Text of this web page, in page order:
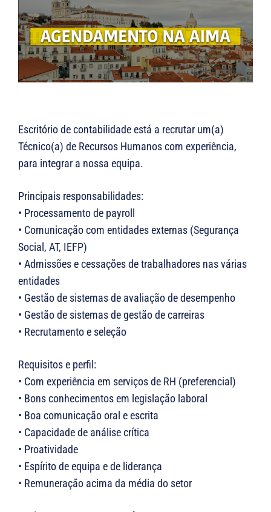
Escritório de contabilidade está a recrutar um(a)
Técnico(a) de Recursos Humanos com experiência,
para integrar a nossa equipa.
Principais responsabilidades:
• Processamento de payroll
• Comunicação com entidades externas (Segurança
Social, AT, IEFP)
• Admissões e cessações de trabalhadores nas várias
entidades
• Gestão de sistemas de avaliação de desempenho
• Gestão de sistemas de gestão de carreiras
• Recrutamento e seleção
Requisitos e perfil:
• Com experiência em serviços de RH (preferencial)
• Bons conhecimentos em legislação laboral
• Boa comunicação oral e escrita
• Capacidade de análise crítica
• Proatividade
• Espírito de equipa e de liderança
• Remuneração acima da média do setor